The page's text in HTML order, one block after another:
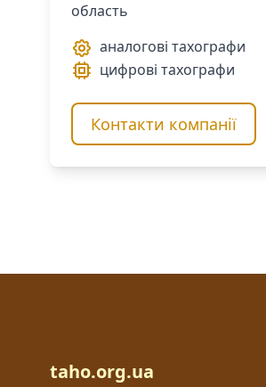
область
аналогові тахографи
цифрові тахографи
Контакти компанії
taho.org.ua